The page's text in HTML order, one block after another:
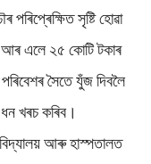
পৰিপ্ৰেক্ষিত সৃষ্টি হোৱা
আৰ এলে ২৫ কোটি টকাৰ
পৰিবেশৰ সৈতে যুঁজ দিবলৈ
খৰচ কৰিব।
আৰু হাস্পতালত